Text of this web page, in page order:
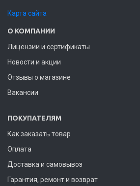
Карта сайта
О КОМПАНИИ
Лицензии и сертификаты
Новости и акции
Отзывы о магазине
Вакансии
ПОКУПАТЕЛЯМ
Как заказать товар
Оплата
Доставка и самовывоз
Гарантия, ремонт и возврат